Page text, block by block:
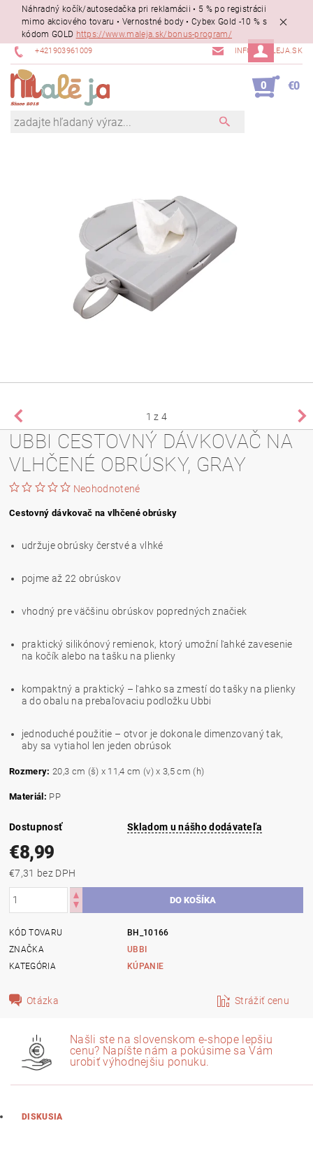
Náhradný kočík/autosedačka pri reklamácii • 5 % po registrácii
mimo akciového tovaru • Vernostné body • Cybex Gold -10 % s
kódom GOLD https://www.maleja.sk/bonus-program/
+421903961009 INFO@MALEJA.SK
0 €0
1 z 4
UBBI CESTOVNÝ DÁVKOVAČ NA
VLHČENÉ OBRÚSKY, GRAY
Neohodnotené
Cestovný dávkovač na vlhčené obrúsky
udržuje obrúsky čerstvé a vlhké
pojme až 22 obrúskov
vhodný pre väčšinu obrúskov popredných značiek
praktický silikónový remienok, ktorý umožní ľahké zavesenie
na kočík alebo na tašku na plienky
kompaktný a praktický – ľahko sa zmestí do tašky na plienky
a do obalu na prebaľovaciu podložku Ubbi
jednoduché použitie – otvor je dokonale dimenzovaný tak,
aby sa vytiahol len jeden obrúsok
Rozmery: 20,3 cm (š) x 11,4 cm (v) x 3,5 cm (h)
Materiál: PP
Dostupnosť Skladom u nášho dodávateľa
€8,99
€7,31 bez DPH
KÓD TOVARU
BH_10166
ZNAČKA
UBBI
KATEGÓRIA
KÚPANIE
Otázka Strážiť cenu
Našli ste na slovenskom e-shope lepšiu
cenu? Napíšte nám a pokúsime sa Vám
urobiť výhodnejšiu ponuku.
DISKUSIA